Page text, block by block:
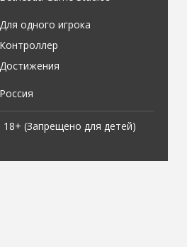
Для одного игрока
Контроллер
Достижения
Россия
18+ (Запрещено для детей)